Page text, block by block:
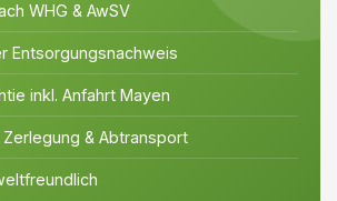
WHG & AwSV
Entsorgungsnachweis
inkl. Anfahrt Mayen
& Abtransport